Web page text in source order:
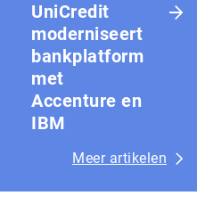
UniCredit
moderniseert
bankplatform
met
Accenture en
IBM
Meer artikelen